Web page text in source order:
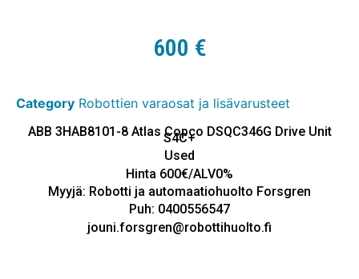
600 €
Category Robottien varaosat ja lisävarusteet
ABB 3HAB8101-8 Atlas Copco DSQC346G Drive Unit
S4C+
Used
Hinta 600€/ALV0%
Myyjä: Robotti ja automaatiohuolto Forsgren
Puh: 0400556547
jouni.forsgren@robottihuolto.fi